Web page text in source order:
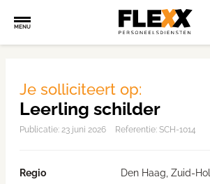
MENU
Je solliciteert op:
Leerling schilder
Publicatie: 23 juni 2026 Referentie: SCH-1014
Regio
Den Haag, Zuid-